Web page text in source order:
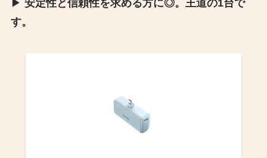
▶︎ 安定性と信頼性を求める方に◎。王道の1台で
す。